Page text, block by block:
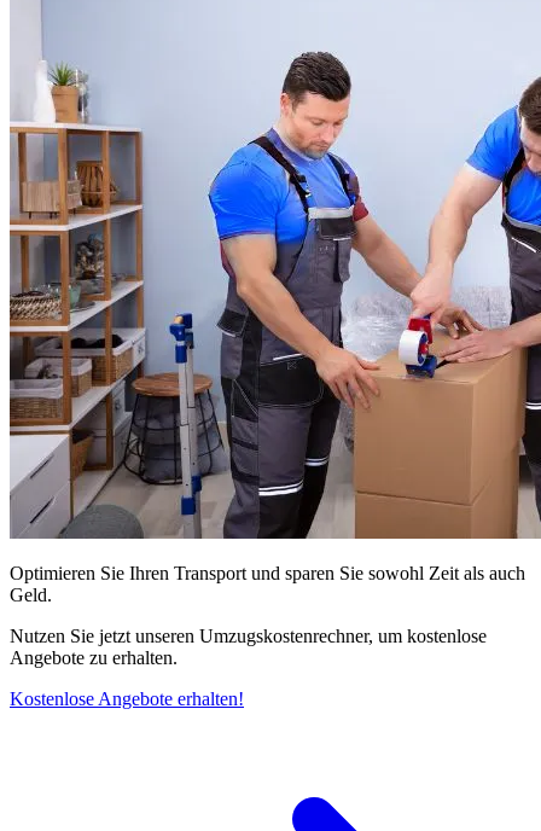
Optimieren Sie Ihren Transport und sparen Sie sowohl Zeit als auch
Geld.
Nutzen Sie jetzt unseren Umzugskostenrechner, um kostenlose
Angebote zu erhalten.
Kostenlose Angebote erhalten!